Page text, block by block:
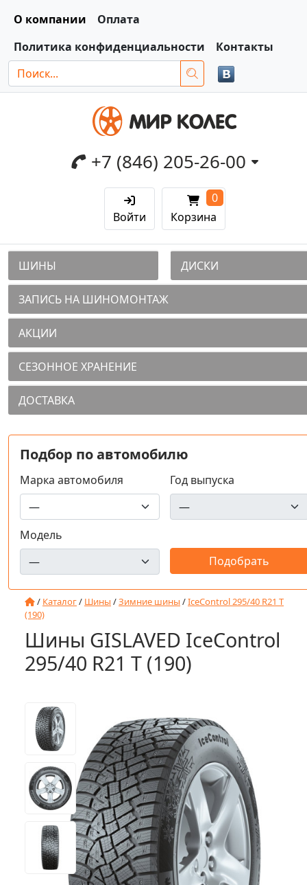
О компании
Оплата
Политика конфиденциальности
Контакты
+7 (846) 205-26-00
Войти Корзина
0
ШИНЫ ДИСКИ
ЗАПИСЬ НА ШИНОМОНТАЖ
АКЦИИ
СЕЗОННОЕ ХРАНЕНИЕ
ДОСТАВКА
Подбор по автомобилю
Марка автомобиля Год выпуска
Модель
/ Каталог/ Шины /Зимние шины /IceControl 295/40 R21 T
(190)
Шины GISLAVED IceControl
295/40 R21 T (190)